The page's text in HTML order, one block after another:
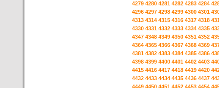
4279 4280 4281 4282 4283 4284
4296 4297 4298 4299 4300 4301
4313 4314 4315 4316 4317 4318
4330 4331 4332 4333 4334 4335
4347 4348 4349 4350 4351 4352
4364 4365 4366 4367 4368 4369
4381 4382 4383 4384 4385 4386
4398 4399 4400 4401 4402 4403
4415 4416 4417 4418 4419 4420
4432 4433 4434 4435 4436 4437
4449 4450 4451 4452 4453 4454